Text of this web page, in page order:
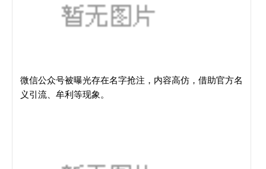
微信公众号被曝光存在名字抢注，内容高仿，借助官方名
义引流、牟利等现象。